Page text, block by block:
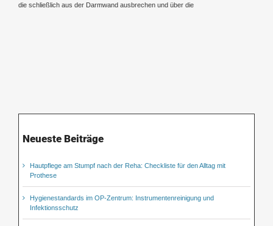
die schließlich aus der Darmwand ausbrechen und über die
Neueste Beiträge
Hautpflege am Stumpf nach der Reha: Checkliste für den Alltag mit
Prothese
Hygienestandards im OP-Zentrum: Instrumentenreinigung und
Infektionsschutz